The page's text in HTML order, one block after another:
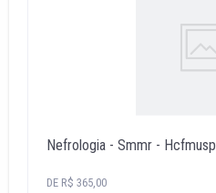
Nefrologia - Smmr - Hcfmusp
DE R$ 365,00